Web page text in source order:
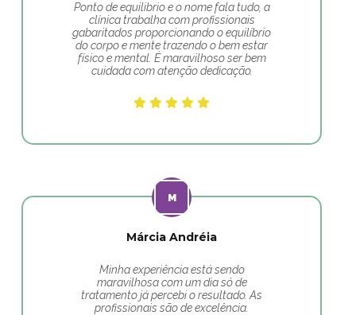
Ponto de equilibrio e o nome fala tudo, a
clínica trabalha com profissionais
gabaritados proporcionando o equilíbrio
do corpo e mente trazendo o bem estar
físico e mental. É maravilhoso ser bem
cuidada com atenção dedicação.
Márcia Andréia
Minha experiência está sendo
maravilhosa com um dia só de
tratamento já percebi o resultado. As
profissionais são de excelência.